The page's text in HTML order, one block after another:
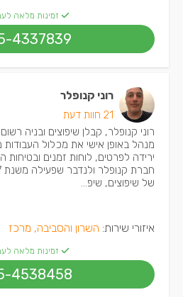
זמינות מלאה
4337839
רוני קנופלר
21 חוות דעת
מנהל באופן אישי את מכלול העבודות
ירידה לפרטים, לוחות זמנים
של שיפוצים, שיפ...
איזורי שירות: השרון והסביבה, מרכז
זמינות מלאה
4538458